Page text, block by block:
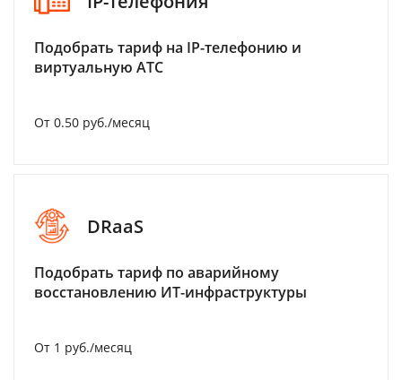
Подобрать тариф на IP-телефонию и
виртуальную АТС
От 0.50 руб./месяц
DRaaS
Подобрать тариф по аварийному
восстановлению ИТ-инфраструктуры
От 1 руб./месяц